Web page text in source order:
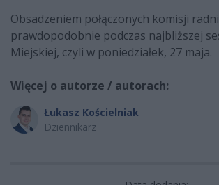
Obsadzeniem połączonych komisji
prawdopodobnie podczas najbliższej
Miejskiej, czyli w poniedziałek, 27 maja.
Więcej o autorze / autorach:
Łukasz Kościelniak
Dziennikarz